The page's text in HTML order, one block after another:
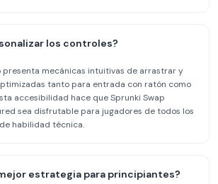
los controles?
presenta mecánicas intuitivas de arrastrar y
tanto para entrada con ratón como
accesibilidad hace que Sprunki Swap
sea disfrutable para jugadores de todos los
habilidad técnica.
estrategia para principiantes?